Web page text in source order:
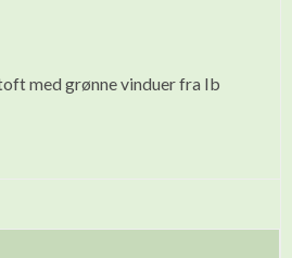
med grønne vinduer fra Ib